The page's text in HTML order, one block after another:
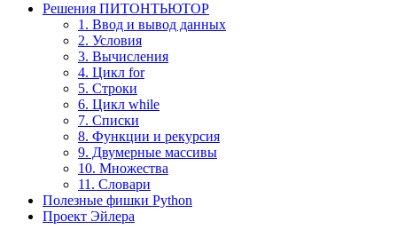
Решения ПИТОНТЬЮТОР
1. Ввод и вывод данных
2. Условия
3. Вычисления
4. Цикл for
5. Строки
6. Цикл while
7. Списки
8. Функции и рекурсия
9. Двумерные массивы
10. Множества
11. Словари
Полезные фишки Python
Проект Эйлера